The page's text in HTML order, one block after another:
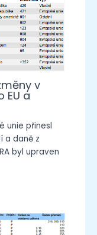
v
EU a
unie přinesl
a daně z
byl upraven